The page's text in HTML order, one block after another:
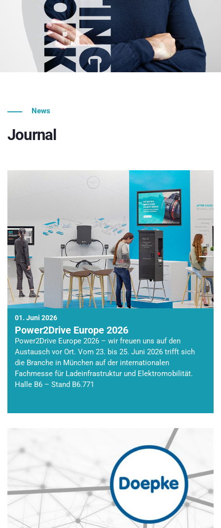
News
Journal
01. Juni 2026
Power2Drive Europe 2026
Power2Drive Europe 2026 – wir freuen uns auf den
Austausch vor Ort. Vom 23. bis 25. Juni 2026 trifft sich
die Branche in München auf der internationalen
Fachmesse für Ladeinfrastruktur und Elektromobilität.
Halle B6 – Stand B6.771